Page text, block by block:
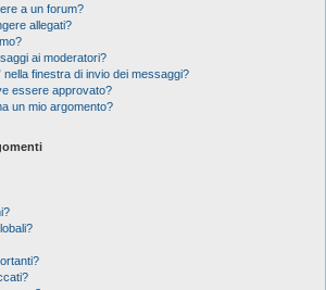
a un forum?
allegati?
ai moderatori?
nella finestra di invio dei messaggi?
essere approvato?
un mio argomento?